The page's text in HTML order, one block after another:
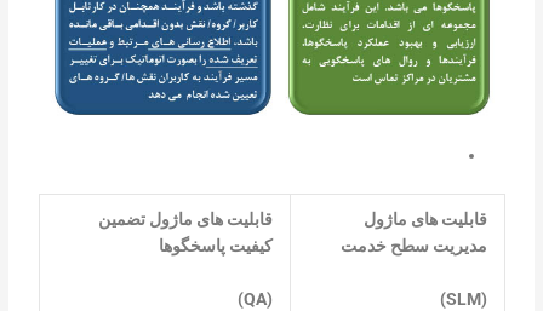
قابلیت های ماژول
مدیریت سطح خدمت
(
SLM
)
قابلیت های ماژول تضمین
کیفیت پاسخگوها
(
QA
)